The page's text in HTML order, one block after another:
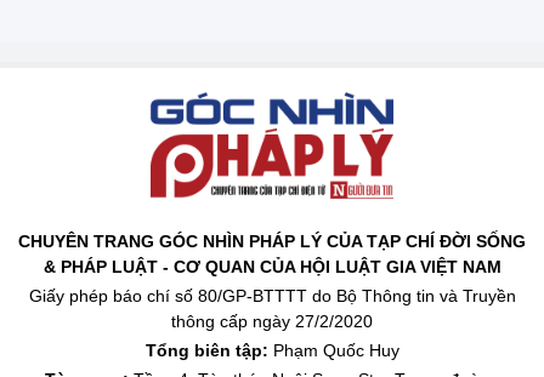
CHUYÊN TRANG GÓC NHÌN PHÁP LÝ CỦA TẠP CHÍ ĐỜI SỐNG
& PHÁP LUẬT - CƠ QUAN CỦA HỘI LUẬT GIA VIỆT NAM
Giấy phép báo chí số 80/GP-BTTTT do Bộ Thông tin và Truyền
thông cấp ngày 27/2/2020
Tổng biên tập: Phạm Quốc Huy